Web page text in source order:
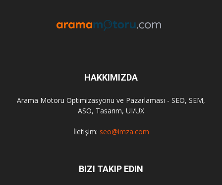
HAKKIMIZDA
Arama Motoru Optimizasyonu ve Pazarlaması - SEO, SEM,
ASO, Tasarım, UI/UX
İletişim: seo@imza.com
BIZI TAKIP EDIN